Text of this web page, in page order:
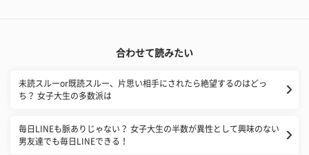
合わせて読みたい
未読スルーor既読スルー、片思い相手にされたら絶望するのはどっ
ち？ 女子大生の多数派は
毎日LINEも脈ありじゃない？ 女子大生の半数が異性として興味のない
男友達でも毎日LINEできる！